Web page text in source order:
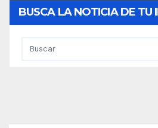
BUSCA LA NOTICIA DE TU